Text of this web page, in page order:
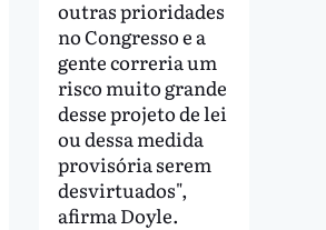
outras prioridades
no Congresso e a
gente correria um
risco muito grande
desse projeto de lei
ou dessa medida
provisória serem
desvirtuados",
afirma Doyle.